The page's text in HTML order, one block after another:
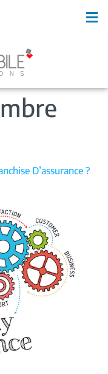
D’assurance ?